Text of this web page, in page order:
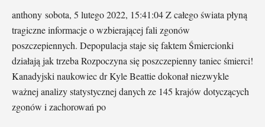
anthony sobota, 5 lutego 2022, 15:41:04 Z całego świata płyną
tragiczne informacje o wzbierającej fali zgonów
poszczepiennych. Depopulacja staje się faktem Śmiercionki
działają jak trzeba Rozpoczyna się poszczepienny taniec śmierci!
Kanadyjski naukowiec dr Kyle Beattie dokonał niezwykle
ważnej analizy statystycznej danych ze 145 krajów dotyczących
zgonów i zachorowań po